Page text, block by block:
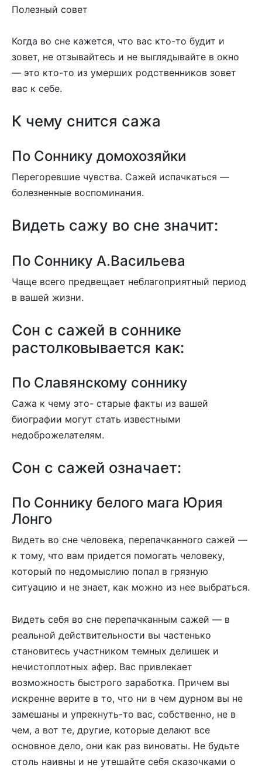
Полезный совет
Когда во сне кажется, что вас кто-то будит и
зовет, не отзывайтесь и не выглядывайте в окно
— это кто-то из умерших родственников зовет
вас к себе.
К чему снится сажа
По Соннику домохозяйки
Перегоревшие чувства. Сажей испачкаться —
болезненные воспоминания.
Видеть сажу во сне значит:
По Соннику А.Васильева
Чаще всего предвещает неблагоприятный период
в вашей жизни.
Сон c сажей в соннике
растолковывается как:
По Славянскому соннику
Сажа к чему это- старые факты из вашей
биографии могут стать известными
недоброжелателям.
Сон с сажей означает:
По Соннику белого мага Юрия
Лонго
Видеть во сне человека, перепачканного сажей —
к тому, что вам придется помогать человеку,
который по недомыслию попал в грязную
ситуацию и не знает, как можно из нее выбраться.
Видеть себя во сне перепачканным сажей — в
реальной действительности вы частенько
становитесь участником темных делишек и
нечистоплотных афер. Вас привлекает
возможность быстрого заработка. Причем вы
искренне верите в то, что ни в чем дурном вы не
замешаны и упрекнуть-то вас, собственно, не в
чем, а вот те, другие, которые делают все
основное дело, они как раз виноваты. Не будьте
столь наивны и не утешайте себя сказочками о